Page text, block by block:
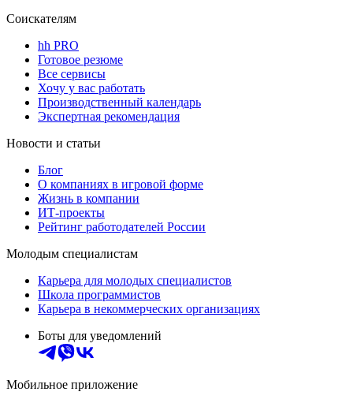
Соискателям
hh PRO
Готовое резюме
Все сервисы
Хочу у вас работать
Производственный календарь
Экспертная рекомендация
Новости и статьи
Блог
О компаниях в игровой форме
Жизнь в компании
ИТ-проекты
Рейтинг работодателей России
Молодым специалистам
Карьера для молодых специалистов
Школа программистов
Карьера в некоммерческих организациях
Боты для уведомлений
Мобильное приложение